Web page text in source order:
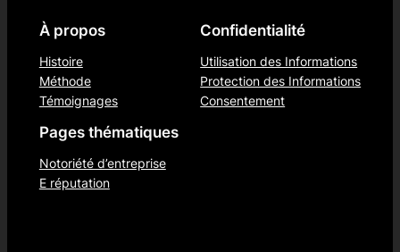
À propos
Histoire
Méthode
Témoignages
Confidentialité
Utilisation des Informations
Protection des Informations
Consentement
Pages thématiques
Notoriété d’entreprise
E réputation